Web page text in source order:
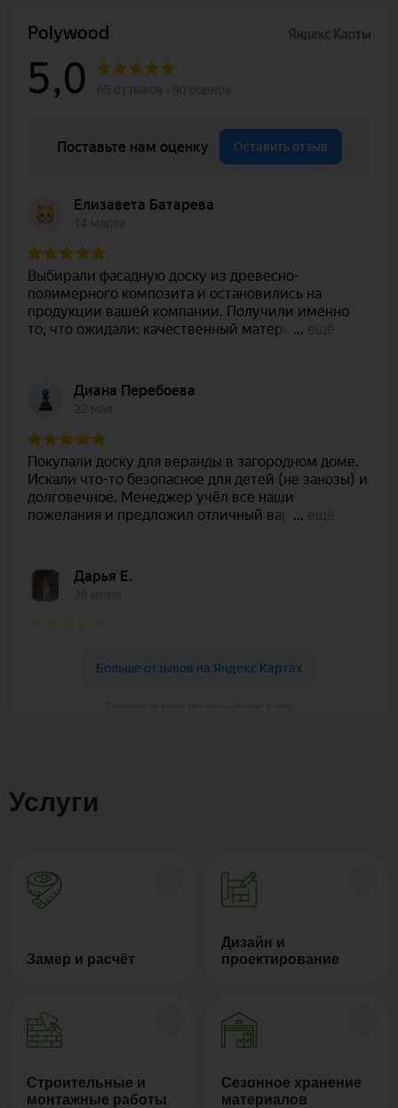
Услуги
Замер и расчёт
Дизайн и
проектирование
Строительные и
монтажные работы
Сезонное хранение
материалов